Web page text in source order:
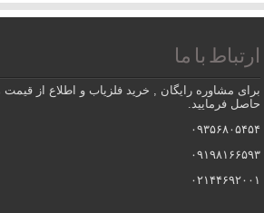
ارتباط با ما
برای مشاوره رایگان , خرید فلزیاب و اطلاع از
حاصل فرمایید.
۰۹۳۵۶۸۰۵۴۵۴
۰۹۱۹۸۱۶۶۵۹۳
۰۲۱۴۴۶۹۲۰۰۱